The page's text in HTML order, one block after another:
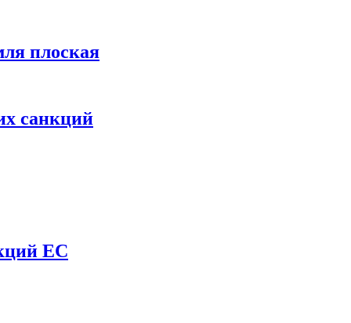
плоская
санкций
ЕС